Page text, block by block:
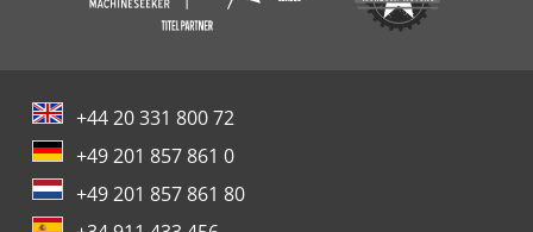
+44 20 331 800 72
+49 201 857 861 0
+49 201 857 861 80